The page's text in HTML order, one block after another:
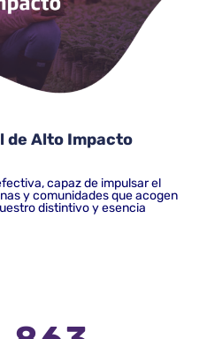
de Alto Impacto
capaz de impulsar el
y comunidades que acogen
distintivo y esencia